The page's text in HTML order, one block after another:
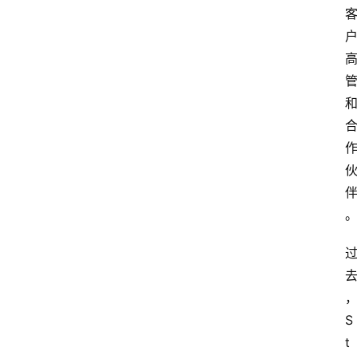
客
户
高
管
和
合
作
伙
伴
。
过
去
，
S
t